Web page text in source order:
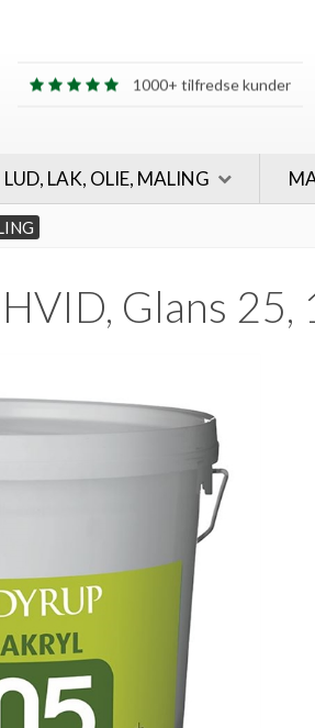
1000+ tilfredse kunder
1000+ tilfredse kunder
LUD, LAK, OLIE, MALING
Glans